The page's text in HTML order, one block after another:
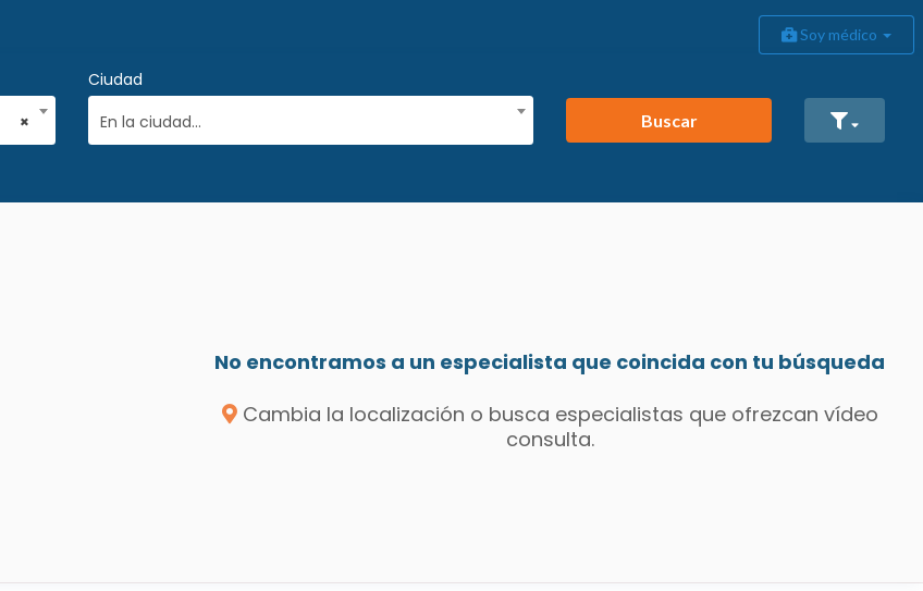
Soy médico
×
Ciudad
En la ciudad...
Buscar
No encontramos a un especialista que coincida con tu búsqueda
Cambia la localización o busca especialistas que ofrezcan vídeo
consulta.